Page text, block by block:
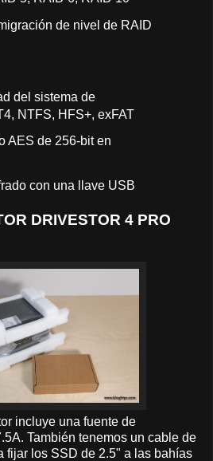
de nivel de RAID
del sistema de
NTFS, HFS+, exFAT
AES de 256-bit en
con una llave USB
DRIVESTOR 4 PRO
incluye una fuente de
También tenemos un cable de
fijar los SSD de 2.5" a las bahías